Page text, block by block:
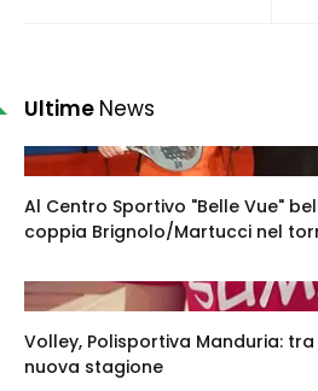
Ultime News
Al Centro Sportivo "Belle Vue"
coppia Brignolo/Martucci nel
Volley, Polisportiva Manduria: tra
nuova stagione